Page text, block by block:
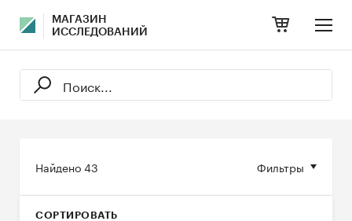
МАГАЗИН
ИССЛЕДОВАНИЙ
Фильтры
Найдено43
СОРТИРОВАТЬ